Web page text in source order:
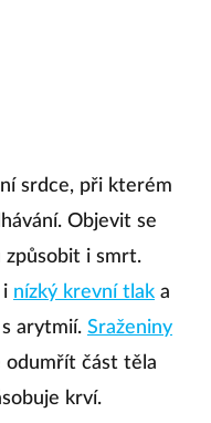
srdce, při kterém
Objevit se
způsobit i smrt.
i nízký krevní tlak a
arytmií. Sraženiny
odumřít část těla
krví.